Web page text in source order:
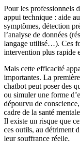
Pour les professionnels
appui technique : aide
symptômes, détection
l’analyse de données
langage utilisé…). Ces
intervention plus rapide
Mais cette efficacité
importantes. La
chatbot peut poser des
ou simuler une forme
dépourvu de
cadre de la santé
Il existe un risque que
ces outils, au détriment
leur souffrance réelle.